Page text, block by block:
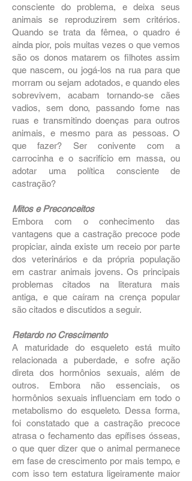
consciente do problema, e deixa seus
animais se reproduzirem sem critérios.
Quando se trata da fêmea, o quadro é
ainda pior, pois muitas vezes o que vemos
são os donos matarem os filhotes assim
que nascem, ou jogá-los na rua para que
morram ou sejam adotados, e quando eles
sobrevivem, acabam tornando-se cães
vadios, sem dono, passando fome nas
ruas e transmitindo doenças para outros
animais, e mesmo para as pessoas. O
que fazer? Ser conivente com a
carrocinha e o sacrifício em massa, ou
adotar uma política consciente de
castração?
Mitos e Preconceitos
Embora com o conhecimento das
vantagens que a castração precoce pode
propiciar, ainda existe um receio por parte
dos veterinários e da própria população
em castrar animais jovens. Os principais
problemas citados na literatura mais
antiga, e que caíram na crença popular
são citados e discutidos a seguir.
Retardo no Crescimento
A maturidade do esqueleto está muito
relacionada a puberdade, e sofre ação
direta dos hormônios sexuais, além de
outros. Embora não essenciais, os
hormônios sexuais influenciam em todo o
metabolismo do esqueleto. Dessa forma,
foi constatado que a castração precoce
atrasa o fechamento das epífises ósseas,
o que quer dizer que o animal permanece
em fase de crescimento por mais tempo, e
com isso tem estatura ligeiramente maior